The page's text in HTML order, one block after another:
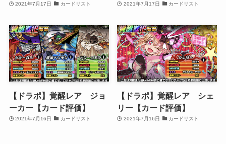
2021年7月17日 カードリスト 2021年7月17日 カードリスト
【ドラポ】覚醒レア ジョ
ーカー【カード評価】
2021年7月16日 カードリスト
【ドラポ】覚醒レア シェ
リー【カード評価】
2021年7月16日 カードリスト